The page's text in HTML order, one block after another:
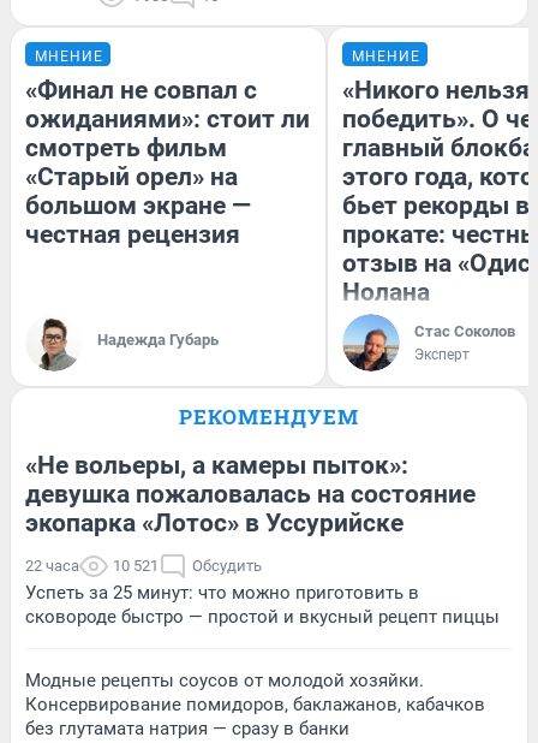
МНЕНИЕ
«Финал не совпал с
ожиданиями»: стоит ли
смотреть фильм
«Старый орел» на
большом экране —
честная рецензия
Надежда Губарь
МНЕНИЕ
«Никого нельзя
победить». О
главный
этого года,
бьет рекорды в
прокате:
отзыв на
Нолана
Стас Соколов
Эксперт
РЕКОМЕНДУЕМ
«Не вольеры, а камеры пыток»:
девушка пожаловалась на состояние
экопарка «Лотос» в Уссурийске
22 часа 10 521 Обсудить
Успеть за 25 минут: что можно приготовить в
сковороде быстро — простой и вкусный рецепт пиццы
Модные рецепты соусов от молодой хозяйки.
Консервирование помидоров, баклажанов, кабачков
без глутамата натрия — сразу в банки